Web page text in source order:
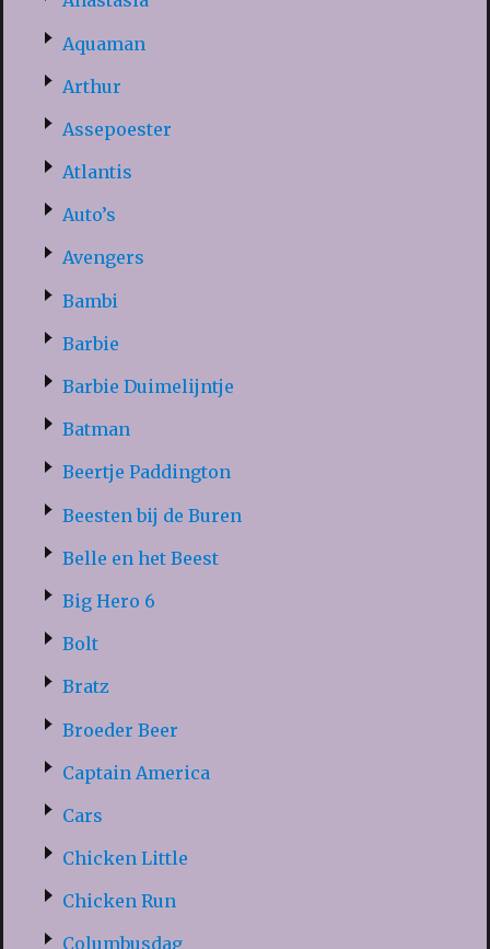
Aquaman
Arthur
Assepoester
Atlantis
Auto’s
Avengers
Bambi
Barbie
Barbie Duimelijntje
Batman
Beertje Paddington
Beesten bij de Buren
Belle en het Beest
Big Hero 6
Bolt
Bratz
Broeder Beer
Captain America
Cars
Chicken Little
Chicken Run
Columbusdag